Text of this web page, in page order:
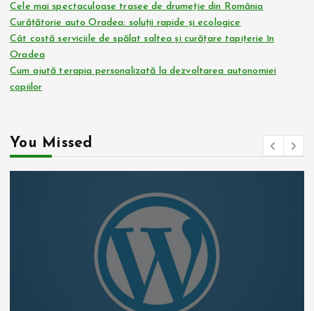
Cele mai spectaculoase trasee de drumeție din România
Curățătorie auto Oradea: soluții rapide și ecologice
Cât costă serviciile de spălat saltea și curățare tapițerie în
Oradea
Cum ajută terapia personalizată la dezvoltarea autonomiei
copiilor
You Missed